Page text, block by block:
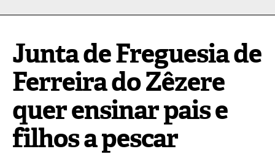
Junta de Freguesia de
Ferreira do Zêzere
quer ensinar pais e
filhos a pescar